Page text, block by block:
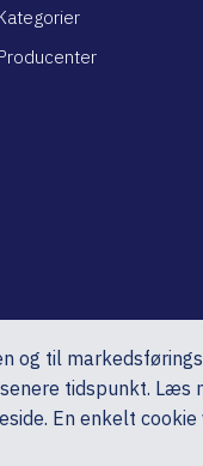
og til
tidspunkt. Læs
En enkelt